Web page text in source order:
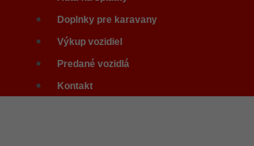
Doplnky pre karavany
Výkup vozidiel
Predané vozidlá
Kontakt